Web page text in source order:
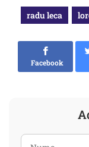
radu leca
Facebook